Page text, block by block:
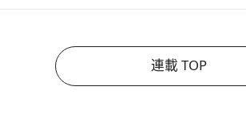
連載 TOP